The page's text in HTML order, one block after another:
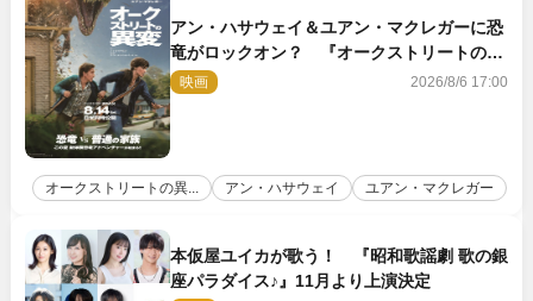
アン・ハサウェイ＆ユアン・マクレガーに恐
竜がロックオン？ 『オークストリートの異
変』新ビジュアル＆本編映像初解禁
映画 2026/8/6 17:00
オークストリートの異... アン・ハサウェイ ユアン・マクレガー
本仮屋ユイカが歌う！ 『昭和歌謡劇 歌の銀
座パラダイス♪』11月より上演決定